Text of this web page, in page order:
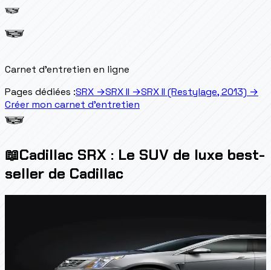
Carnet d'entretien en ligne
Pages dédiées :SRX →SRX II →SRX II (Restylage, 2013) →
Créer mon carnet d'entretien
📖Cadillac SRX : Le SUV de luxe best-
seller de Cadillac